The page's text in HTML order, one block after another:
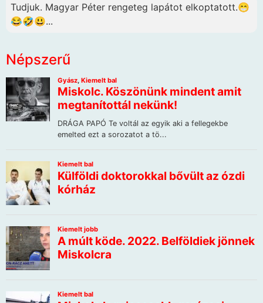
Tudjuk. Magyar Péter rengeteg lapátot elkoptatott.😁
😂🤣😃...
Népszerű